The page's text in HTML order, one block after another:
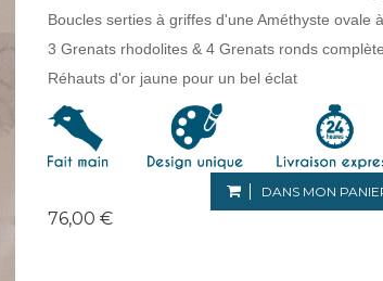
Boucles serties à griffes d'une Améthyste ovale
3 Grenats rhodolites & 4 Grenats ronds
Réhauts d'or jaune pour un bel éclat
76,00 €
DANS MON